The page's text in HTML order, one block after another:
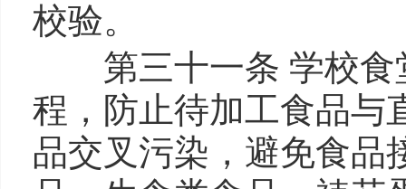
校验。
第三十一条 学校食
程，防止待加工食品与
品交叉污染，避免食品